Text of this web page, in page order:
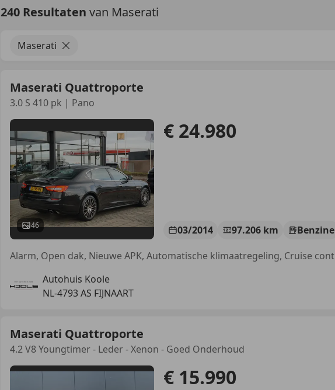
240 Resultaten van Maserati
Maserati
Maserati Quattroporte
3.0 S 410 pk | Pano
46
€ 24.980
03/2014 97.206 km Benzine
Autohuis Koole
NL-4793 AS FIJNAART
Maserati Quattroporte
4.2 V8 Youngtimer - Leder - Xenon - Goed Onderhoud
€ 15.990